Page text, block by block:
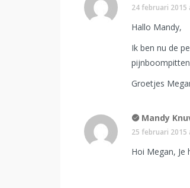
24 februari 2015
Hallo Mandy,
Ik ben nu de
Groetjes
Mandy
25 februari 2015
Hoi Megan,